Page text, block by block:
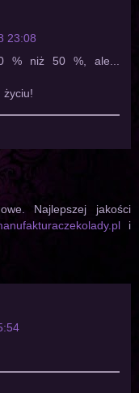
23:08
% niż 50 %, ale...
życiu!
Najlepszej jakości
i